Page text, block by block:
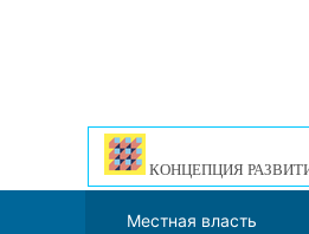
КОНЦЕПЦИЯ
Местная власть